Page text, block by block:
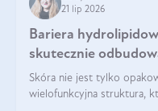
21 lip 2026
Bariera
skutecznie
Skóra nie jest tylko
wielofunkcyjna struktura,